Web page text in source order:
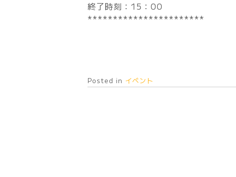
終了時刻：15：00
***********************
Posted in イベント